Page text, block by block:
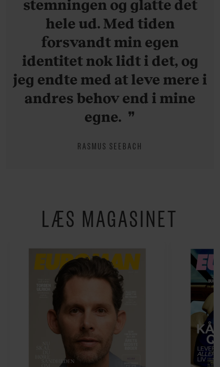
stemningen og glatte det
hele ud. Med tiden
forsvandt min egen
identitet nok lidt i det, og
jeg endte med at leve mere i
andres behov end i mine
egne.
RASMUS SEEBACH
LÆS MAGASINET